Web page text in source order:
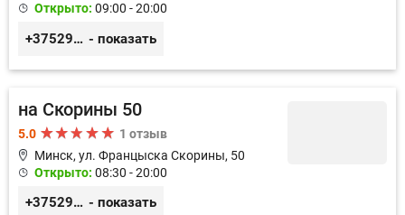
Открыто: 09:00 - 20:00
+375296026999 - показать
на Скорины 50
5.0
1 отзыв
Минск, ул. Францыска Скорины, 50
Открыто: 08:30 - 20:00
+375291526272 - показать